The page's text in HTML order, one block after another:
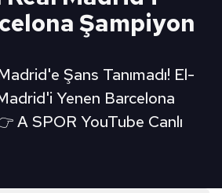
Şampiyon
Şans Tanımadı! El-
Yenen Barcelona
A SPOR YouTube Canlı